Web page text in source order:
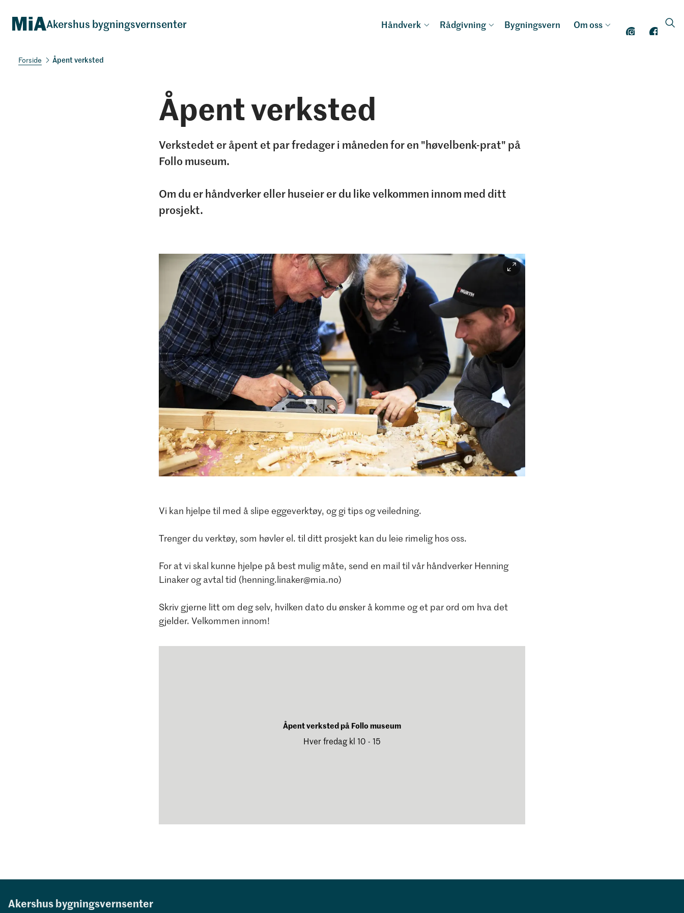
Akershus bygningsvernsenter Håndverk Rådgivning Bygningsvern Om oss
Åpent verksted
Åpent verksted
Verkstedet er åpent et par fredager i måneden for en "høvelbenk-prat" på
Follo museum.
Om du er håndverker eller huseier er du like velkommen innom med ditt
prosjekt.
Vi kan hjelpe til med å slipe eggeverktøy, og gi tips og veiledning.
Trenger du verktøy, som høvler el. til ditt prosjekt kan du leie rimelig hos oss.
For at vi skal kunne hjelpe på best mulig måte, send en mail til vår håndverker Henning
Linaker og avtal tid (henning.linaker@mia.no)
Skriv gjerne litt om deg selv, hvilken dato du ønsker å komme og et par ord om hva det
gjelder. Velkommen innom!
Åpent verksted på Follo museum
Hver fredag kl 10 - 15
Akershus bygningsvernsenter